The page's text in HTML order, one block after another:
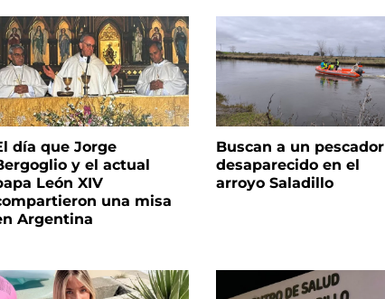
día que Jorge
y el actual
León XIV
una misa
Argentina
Buscan a un pescador
desaparecido en el
arroyo Saladillo